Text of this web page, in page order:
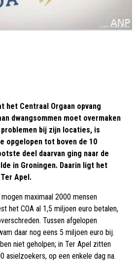
het Centraal Orgaan opvang
dwangsommen moet overmaken
bij zijn locaties, is
opgelopen tot boven de 10
deel daarvan ging naar de
in Groningen. Daarin ligt het
Apel.
maximaal 2000 mensen
het COA al 1,5 miljoen euro betalen,
Tussen afgelopen
daar nog eens 5 miljoen euro bij.
niet geholpen; in Ter Apel zitten
asielzoekers, op een enkele dag na.